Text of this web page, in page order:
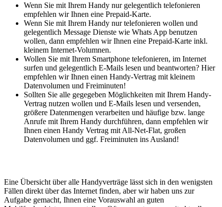
Wenn Sie mit Ihrem Handy nur gelegentlich telefonieren
empfehlen wir Ihnen eine Prepaid-Karte.
Wenn Sie mit Ihrem Handy nur telefonieren wollen und
gelegentlich Message Dienste wie Whats App benutzen
wollen, dann empfehlen wir Ihnen eine Prepaid-Karte inkl.
kleinem Internet-Volumnen.
Wollen Sie mit Ihrem Smartphone telefonieren, im Internet
surfen und gelegentlich E-Mails lesen und beantworten? Hier
empfehlen wir Ihnen einen Handy-Vertrag mit kleinem
Datenvolumen und Freiminuten!
Sollten Sie alle gegegeben Möglichkeiten mit Ihrem Handy-
Vertrag nutzen wollen und E-Mails lesen und versenden,
größere Datenmengen verarbeiten und häufige bzw. lange
Anrufe mit Ihrem Handy durchführen, dann empfehlen wir
Ihnen einen Handy Vertrag mit All-Net-Flat, großen
Datenvolumen und ggf. Freiminuten ins Ausland!
Eine Übersicht über alle Handyverträge lässt sich in den wenigsten
Fällen direkt über das Internet finden, aber wir haben uns zur
Aufgabe gemacht, Ihnen eine Vorauswahl an guten